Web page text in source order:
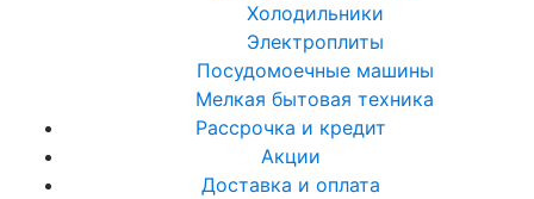
Холодильники
Электроплиты
Посудомоечные машины
Мелкая бытовая техника
Рассрочка и кредит
Акции
Доставка и оплата